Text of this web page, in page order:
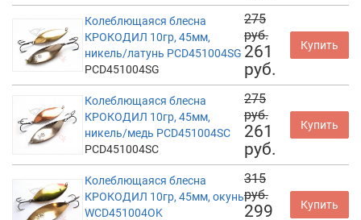
Колеблющаяся блесна
КРОКОДИЛ 10гр, 45мм,
никель/латунь PCD451004SG
PCD451004SG
275
руб.
261
руб.
Купить
Колеблющаяся блесна
КРОКОДИЛ 10гр, 45мм,
никель/медь PCD451004SC
PCD451004SC
275
руб.
261
руб.
Купить
Колеблющаяся блесна
КРОКОДИЛ 10гр, 45мм, окунь
WCD451004OK
315
руб.
299
Купить